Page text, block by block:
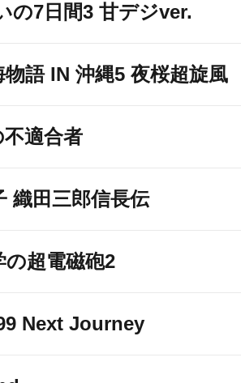
の7日間3 甘デジver.
語 IN 沖縄5 夜桜超旋風
適合者
織田三郎信長伝
超電磁砲2
Next Journey